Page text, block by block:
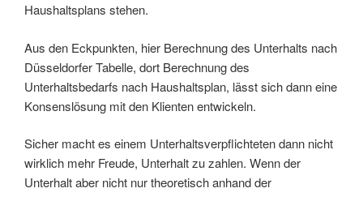
Haushaltsplans stehen.
Aus den Eckpunkten, hier Berechnung des Unterhalts nach
Düsseldorfer Tabelle, dort Berechnung des
Unterhaltsbedarfs nach Haushaltsplan, lässt sich dann eine
Konsenslösung mit den Klienten entwickeln.
Sicher macht es einem Unterhaltsverpflichteten dann nicht
wirklich mehr Freude, Unterhalt zu zahlen. Wenn der
Unterhalt aber nicht nur theoretisch anhand der